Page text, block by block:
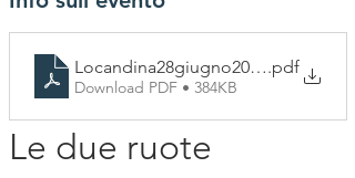
.pdf
Download PDF • 384KB
Le due ruote